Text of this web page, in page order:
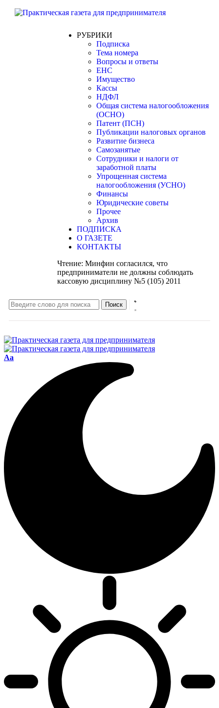
РУБРИКИ
Подписка
Тема номера
Вопросы и ответы
ЕНС
Имущество
Кассы
НДФЛ
Общая система налогообложения
(ОСНО)
Патент (ПСН)
Публикации налоговых органов
Развитие бизнеса
Самозанятые
Сотрудники и налоги от
заработной платы
Упрощенная система
налогообложения (УСНО)
Финансы
Юридические советы
Прочее
Архив
ПОДПИСКА
О ГАЗЕТЕ
КОНТАКТЫ
Чтение: Минфин согласился, что
предприниматели не должны соблюдать
кассовую дисциплину №5 (105) 2011
Aa